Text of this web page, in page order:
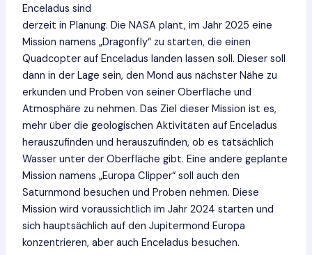
Enceladus sind
derzeit in Planung. Die NASA plant, im Jahr 2025 eine
Mission namens „Dragonfly“ zu starten, die einen
Quadcopter auf Enceladus landen lassen soll. Dieser soll
dann in der Lage sein, den Mond aus nächster Nähe zu
erkunden und Proben von seiner Oberfläche und
Atmosphäre zu nehmen. Das Ziel dieser Mission ist es,
mehr über die geologischen Aktivitäten auf Enceladus
herauszufinden und herauszufinden, ob es tatsächlich
Wasser unter der Oberfläche gibt. Eine andere geplante
Mission namens „Europa Clipper“ soll auch den
Saturnmond besuchen und Proben nehmen. Diese
Mission wird voraussichtlich im Jahr 2024 starten und
sich hauptsächlich auf den Jupitermond Europa
konzentrieren, aber auch Enceladus besuchen.